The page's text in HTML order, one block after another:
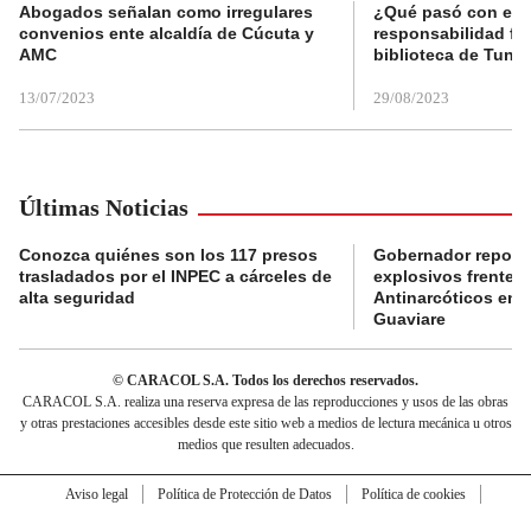
Abogados señalan como irregulares
convenios ente alcaldía de Cúcuta y
AMC
13/07/2023
¿Qué pasó con el
responsabilidad
biblioteca de
29/08/2023
Últimas Noticias
Conozca quiénes son los 117 presos
trasladados por el INPEC a cárceles de
alta seguridad
Gobernador
explosivos frente a
Antinarcóticos en
Guaviare
© CARACOL S.A. Todos los derechos reservados.
CARACOL S.A. realiza una reserva expresa de las reproducciones y usos de las obras
y otras prestaciones accesibles desde este sitio web a medios de lectura mecánica u otros
medios que resulten adecuados.
Aviso legal Política de Protección de Datos
Política de cookies